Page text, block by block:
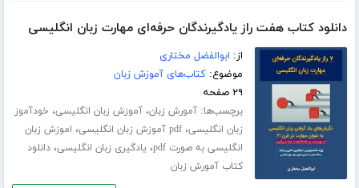
دانلود کتاب هفت راز یادگیرندگان حرفه‌ای مهارت زبان انگلیسی
از: ابوالفضل مختاری
موضوع:کتاب‌های آموزش زبان
۲۹ صفحه
برچسب‌ها:آمورش زبان،آموزش زبان انگلیسی، خودآموز
زبان انگلیسی،pdf آموزش زبان انگلیسی ، اموزش زبان
انگلیسی به صورت pdf
، یادگیری زبان انگلیسی،دانلود
کتاب آمورش زبان